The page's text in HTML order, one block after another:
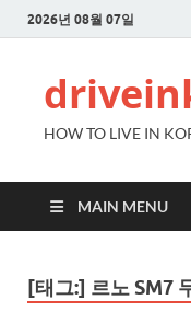
2026년 08월 07일
HOW TO LIVE IN
MAIN MENU
[태그:] 르노 SM7